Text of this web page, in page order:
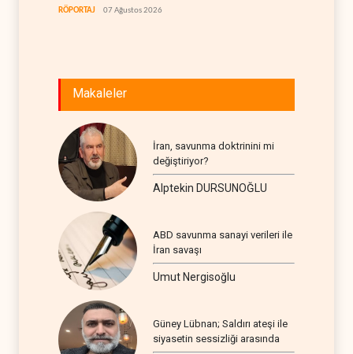
etti
RÖPORTAJ 07 Ağustos 2026
Makaleler
İran, savunma doktrinini mi
değiştiriyor?
Alptekin DURSUNOĞLU
ABD savunma sanayi verileri ile
İran savaşı
Umut Nergisoğlu
Güney Lübnan; Saldırı ateşi ile
siyasetin sessizliği arasında